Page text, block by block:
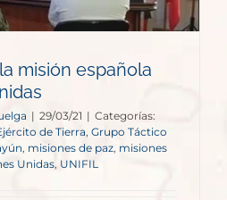
misión española
| 29/03/21 | Categorías:
de Tierra, Grupo Táctico
, misiones de paz, misiones
Unidas, UNIFIL